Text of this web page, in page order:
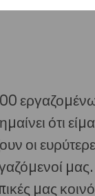
ότι
οι
μας